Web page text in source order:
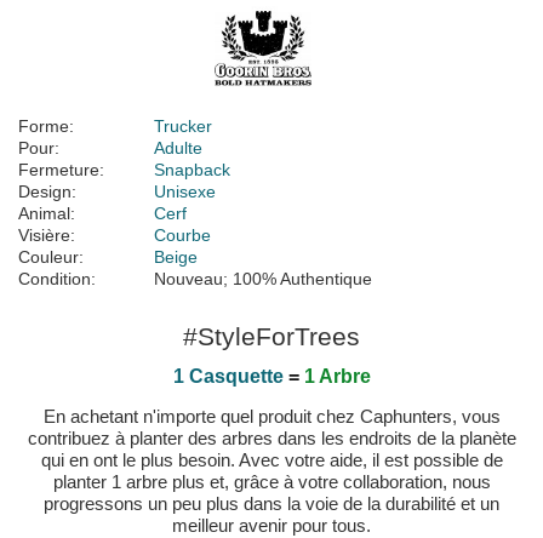
Forme:
Trucker
Pour:
Adulte
Fermeture:
Snapback
Design:
Unisexe
Animal:
Cerf
Visière:
Courbe
Couleur:
Beige
Condition:
Nouveau; 100% Authentique
#StyleForTrees
1 Casquette= 1 Arbre
En achetant n'importe quel produit chez Caphunters, vous
contribuez à planter des arbres dans les endroits de la planète
qui en ont le plus besoin. Avec votre aide, il est possible de
planter 1 arbre plus et, grâce à votre collaboration, nous
progressons un peu plus dans la voie de la durabilité et un
meilleur avenir pour tous.